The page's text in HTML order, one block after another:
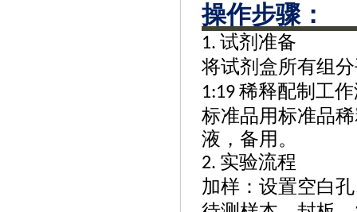
操作步骤‌：
1. 试剂准备
将试剂盒所有组
1:19 稀释配制工
标准品用标准品
液，备用。
2. 实验流程
加样：设置空白